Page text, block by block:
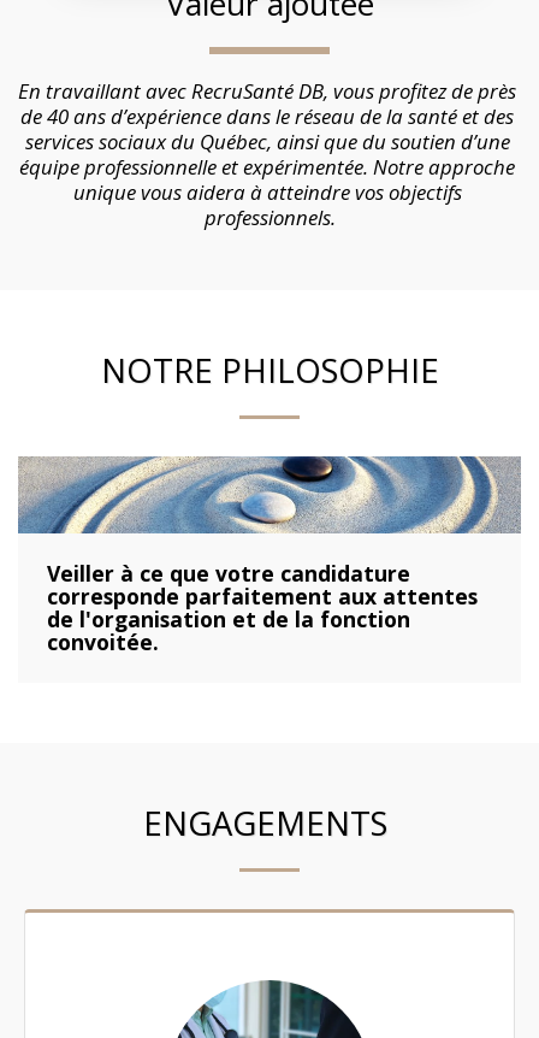
En travaillant avec RecruSanté DB, vous profitez de près
de 40 ans d’expérience dans le réseau de la santé et des
services sociaux du Québec, ainsi que du soutien d’une
équipe professionnelle et expérimentée. Notre approche
unique vous aidera à atteindre vos objectifs
professionnels.
NOTRE PHILOSOPHIE
Veiller à ce que votre candidature
corresponde parfaitement aux attentes
de l'organisation et de la fonction
convoitée.
ENGAGEMENTS